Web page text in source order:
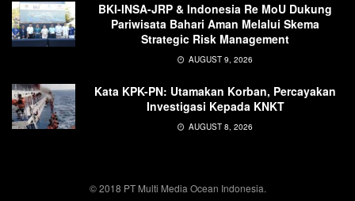
BKI-INSA-JRP & Indonesia Re MoU Dukung
Pariwisata Bahari Aman Melalui Skema
Strategic Risk Management
AUGUST 9, 2026
Kata KPK-PN: Utamakan Korban, Percayakan
Investigasi Kepada KNKT
AUGUST 8, 2026
© 2018 PT Multi Media Ocean Indonesia.